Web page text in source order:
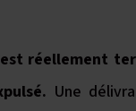
réellement
Une